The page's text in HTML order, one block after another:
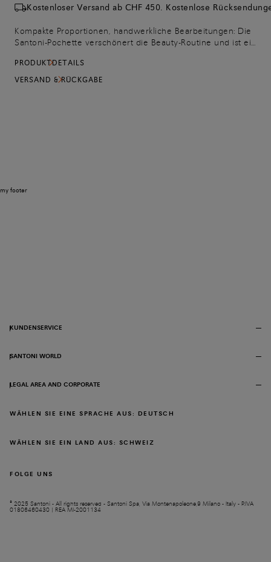
Kostenloser Versand ab CHF 450. Kostenlose
Kompakte Proportionen, handwerkliche Bearbeitungen: Die
Santoni-Pochette verschönert die Beauty-Routine und ist ein
getrommeltem Leder ist innen mit einem Fach für
Kreditkarten versehen. Das Accessoire wird per
PRODUKTDETAILS
VERSAND & RÜCKGABE
my footer
KUNDENSERVICE
SANTONI WORLD
LEGAL AREA AND CORPORATE
FOLGE UNS
WÄHLEN SIE EINE SPRACHE AUS: DEUTSCH
WÄHLEN SIE EIN LAND AUS: SCHWEIZ
© 2025 Santoni - All rights reserved - Santoni Spa, Via Montenapoleone,9 Milano - Italy - P.IVA
01806460430 | REA MI-2001134